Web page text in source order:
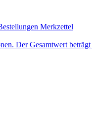
Merkzettel
Der Gesamtwert